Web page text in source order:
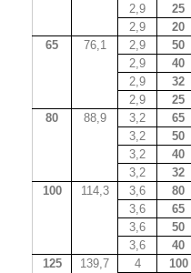
2,9
25
2,9
20
65
76,1 2,9 50
2,9
40
2,9
32
2,9
25
80
88,9 3,2 65
3,2
50
3,2
40
3,2
32
100
114,3 3,6 80
3,6
65
3,6
50
3,6
40
125
139,7 4 100